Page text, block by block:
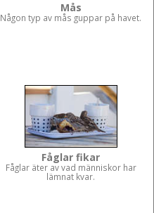
Mås
Någon typ av mås guppar på havet.
Fåglar fikar
Fåglar äter av vad människor har
lämnat kvar.